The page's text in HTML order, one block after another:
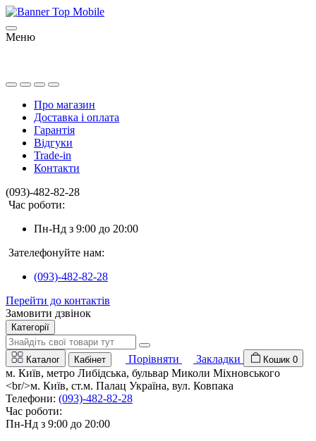
Меню
Про магазин
Доставка і оплата
Гарантія
Відгуки
Trade-in
Контакти
(093)-482-82-28
Час роботи:
Пн-Нд з 9:00 до 20:00
Зателефонуйте нам:
(093)-482-82-28
Перейти до контактів
Замовити дзвінок
Категорії
Каталог Кабінет Порівняти Закладки Кошик 0
м. Київ, метро Либідська, бульвар Миколи Міхновського
<br/>м. Київ, ст.м. Палац Україна, вул. Ковпака
Телефони: (093)-482-82-28
Час роботи:
Пн-Нд з 9:00 до 20:00